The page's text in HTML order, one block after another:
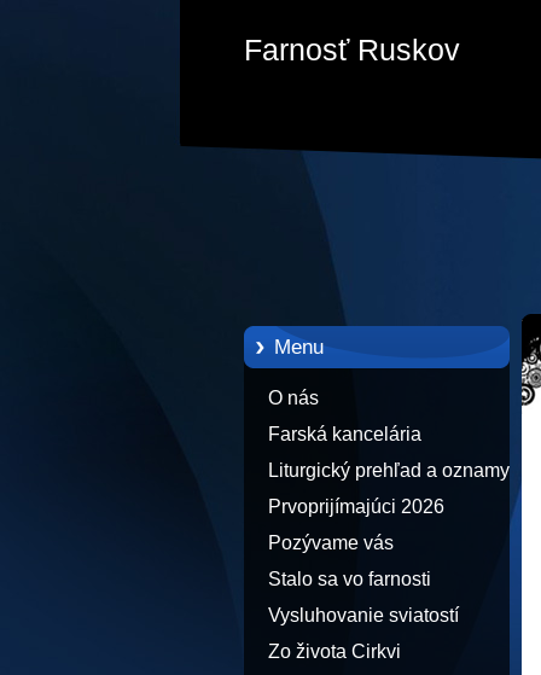
Farnosť Ruskov
Menu
O nás
Farská kancelária
Liturgický prehľad a oznamy
Prvoprijímajúci 2026
Pozývame vás
Stalo sa vo farnosti
Vysluhovanie sviatostí
Zo života Cirkvi